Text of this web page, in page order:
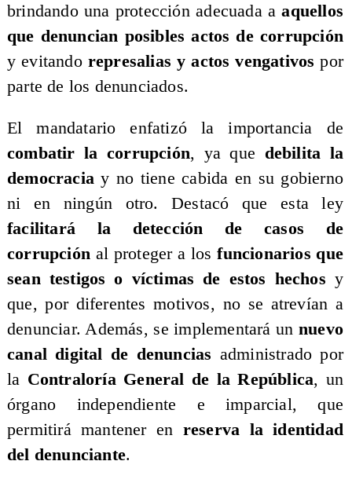
brindando una protección adecuada aaquellos
que denuncian posibles actos de corrupción
y evitando represalias y actos vengativos por
parte de los denunciados.
El mandatario enfatizó la importancia de
combatir la corrupción, ya que debilita la
democraciay no tiene cabida en su gobierno
ni en ningún otro. Destacó que esta ley
facilitará la detección de casos de
corrupción al proteger a losfuncionarios que
sean testigos o víctimas de estos hechos y
que, por diferentes motivos, no se atrevían a
denunciar. Además, se implementará unnuevo
canal digital de denuncias administrado por
la Contraloría General de la República, un
órgano independiente e imparcial, que
permitirá mantener en reserva la identidad
del denunciante.